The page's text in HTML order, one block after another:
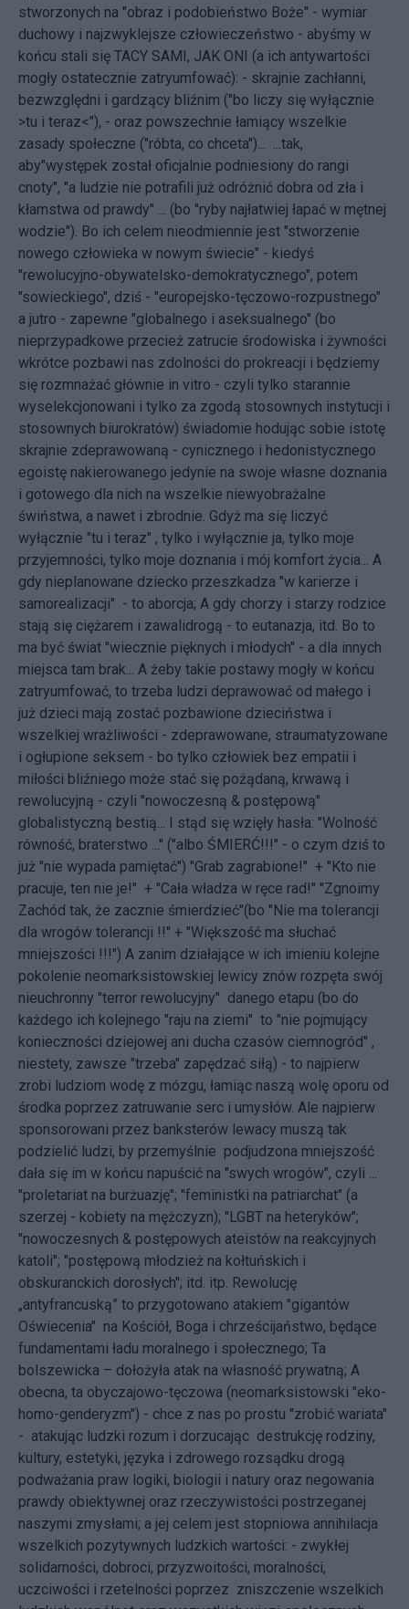
stworzonych na "obraz i podobieństwo Boże" - wymiar
duchowy i najzwyklejsze człowieczeństwo - abyśmy w
końcu stali się TACY SAMI, JAK ONI (a ich antywartości
mogły ostatecznie zatryumfować): - skrajnie zachłanni,
bezwzględni i gardzący bliźnim ("bo liczy się wyłącznie
>tu i teraz<"), - oraz powszechnie łamiący wszelkie
zasady społeczne ("róbta, co chceta")... ...tak,
aby"występek został oficjalnie podniesiony do rangi
cnoty", "a ludzie nie potrafili już odróżnić dobra od zła i
kłamstwa od prawdy" ... (bo "ryby najłatwiej łapać w mętnej
wodzie"). Bo ich celem nieodmiennie jest "stworzenie
nowego człowieka w nowym świecie" - kiedyś
"rewolucyjno-obywatelsko-demokratycznego", potem
"sowieckiego", dziś - "europejsko-tęczowo-rozpustnego"
a jutro - zapewne "globalnego i aseksualnego" (bo
nieprzypadkowe przecież zatrucie środowiska i żywności
wkrótce pozbawi nas zdolności do prokreacji i będziemy
się rozmnażać głównie in vitro - czyli tylko starannie
wyselekcjonowani i tylko za zgodą stosownych instytucji i
stosownych biurokratów) świadomie hodując sobie istotę
skrajnie zdeprawowaną - cynicznego i hedonistycznego
egoistę nakierowanego jedynie na swoje własne doznania
i gotowego dla nich na wszelkie niewyobrażalne
świństwa, a nawet i zbrodnie. Gdyż ma się liczyć
wyłącznie "tu i teraz" , tylko i wyłącznie ja, tylko moje
przyjemności, tylko moje doznania i mój komfort życia... A
gdy nieplanowane dziecko przeszkadza "w karierze i
samorealizacji" - to aborcja; A gdy chorzy i starzy rodzice
stają się ciężarem i zawalidrogą - to eutanazja, itd. Bo to
ma być świat "wiecznie pięknych i młodych" - a dla innych
miejsca tam brak... A żeby takie postawy mogły w końcu
zatryumfować, to trzeba ludzi deprawować od małego i
już dzieci mają zostać pozbawione dzieciństwa i
wszelkiej wrażliwości - zdeprawowane, straumatyzowane
i ogłupione seksem - bo tylko człowiek bez empatii i
miłości bliźniego może stać się pożądaną, krwawą i
rewolucyjną - czyli "nowoczesną & postępową"
globalistyczną bestią... I stąd się wzięły hasła: "Wolność
równość, braterstwo ..." ("albo ŚMIERĆ!!!" - o czym dziś to
już "nie wypada pamiętać") "Grab zagrabione!" + "Kto nie
pracuje, ten nie je!" + "Cała władza w ręce rad!" "Zgnoimy
Zachód tak, że zacznie śmierdzieć"(bo "Nie ma tolerancji
dla wrogów tolerancji !!" + "Większość ma słuchać
mniejszości !!!") A zanim działające w ich imieniu kolejne
pokolenie neomarksistowskiej lewicy znów rozpęta swój
nieuchronny "terror rewolucyjny" danego etapu (bo do
każdego ich kolejnego "raju na ziemi" to "nie pojmujący
konieczności dziejowej ani ducha czasów ciemnogród" ,
niestety, zawsze "trzeba" zapędzać siłą) - to najpierw
zrobi ludziom wodę z mózgu, łamiąc naszą wolę oporu od
środka poprzez zatruwanie serc i umysłów. Ale najpierw
sponsorowani przez banksterów lewacy muszą tak
podzielić ludzi, by przemyślnie podjudzona mniejszość
dała się im w końcu napuścić na "swych wrogów", czyli ...
"proletariat na burżuazję"; "feministki na patriarchat" (a
szerzej - kobiety na mężczyzn); "LGBT na heteryków";
"nowoczesnych & postępowych ateistów na reakcyjnych
katoli"; "postępową młodzież na kołtuńskich i
obskuranckich dorosłych"; itd. itp. Rewolucję
„antyfrancuską” to przygotowano atakiem "gigantów
Oświecenia" na Kościół, Boga i chrześcijaństwo, będące
fundamentami ładu moralnego i społecznego; Ta
bolszewicka – dołożyła atak na własność prywatną; A
obecna, ta obyczajowo-tęczowa (neomarksistowski "eko-
homo-genderyzm") - chce z nas po prostu "zrobić wariata"
- atakując ludzki rozum i dorzucając destrukcję rodziny,
kultury, estetyki, języka i zdrowego rozsądku drogą
podważania praw logiki, biologii i natury oraz negowania
prawdy obiektywnej oraz rzeczywistości postrzeganej
naszymi zmysłami; a jej celem jest stopniowa annihilacja
wszelkich pozytywnych ludzkich wartości: - zwykłej
solidarności, dobroci, przyzwoitości, moralności,
uczciwości i rzetelności poprzez zniszczenie wszelkich